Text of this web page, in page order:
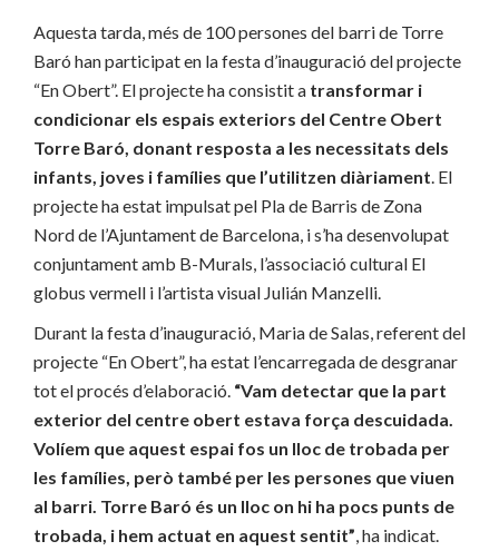
Aquesta tarda, més de 100 persones del barri de Torre
Baró han participat en la festa d’inauguració del projecte
“En Obert”. El projecte ha consistit a transformar i
condicionar els espais exteriors del Centre Obert
Torre Baró, donant resposta a les necessitats dels
infants, joves i famílies que l’utilitzen diàriament . El
projecte ha estat impulsat pel Pla de Barris de Zona
Nord de l’Ajuntament de Barcelona, i s’ha desenvolupat
conjuntament amb B-Murals, l’associació cultural El
globus vermell i l’artista visual Julián Manzelli.
Durant la festa d’inauguració, Maria de Salas, referent del
projecte “En Obert”, ha estat l’encarregada de desgranar
tot el procés d’elaboració. “Vam detectar que la part
exterior del centre obert estava força descuidada.
Volíem que aquest espai fos un lloc de trobada per
les famílies, però també per les persones que viuen
al barri. Torre Baró és un lloc on hi ha pocs punts de
trobada, i hem actuat en aquest sentit” , ha indicat.